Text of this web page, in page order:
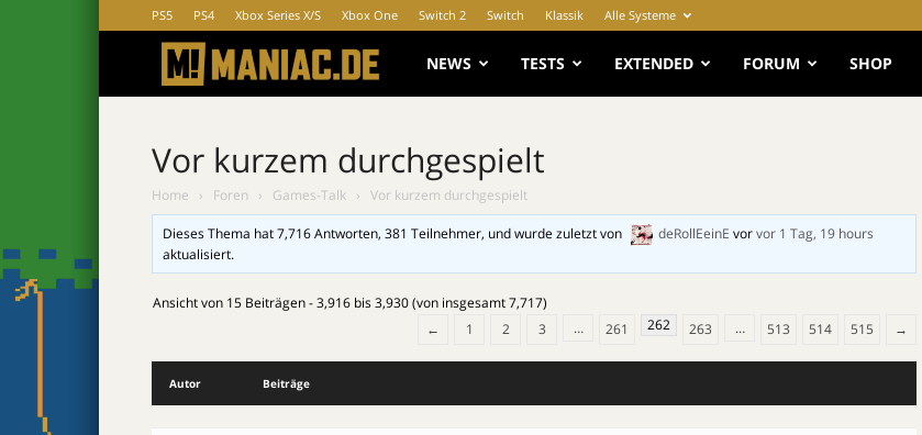
PS5 PS4 Xbox Series X/S Xbox One Switch 2 Switch Klassik Alle Systeme
MANIAC.de
NEWS TESTS EXTENDED FORUM SHOP
Vor kurzem durchgespielt
Home › Foren › Games-Talk › Vor kurzem durchgespielt
Dieses Thema hat 7,716 Antworten, 381 Teilnehmer, und wurde zuletzt von deRollEeinE vorvor 1 Tag, 19 hours
aktualisiert.
Ansicht von 15 Beiträgen - 3,916 bis 3,930 (von insgesamt 7,717)
←
1 2 3 … 261 262 263 … 513 514 515 →
Autor Beiträge